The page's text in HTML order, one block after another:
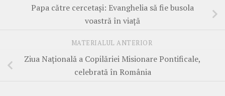
Papa către cercetași: Evanghelia să fie busola
voastră în viață
MATERIALUL ANTERIOR
Ziua Națională a Copilăriei Misionare Pontificale,
celebrată în România